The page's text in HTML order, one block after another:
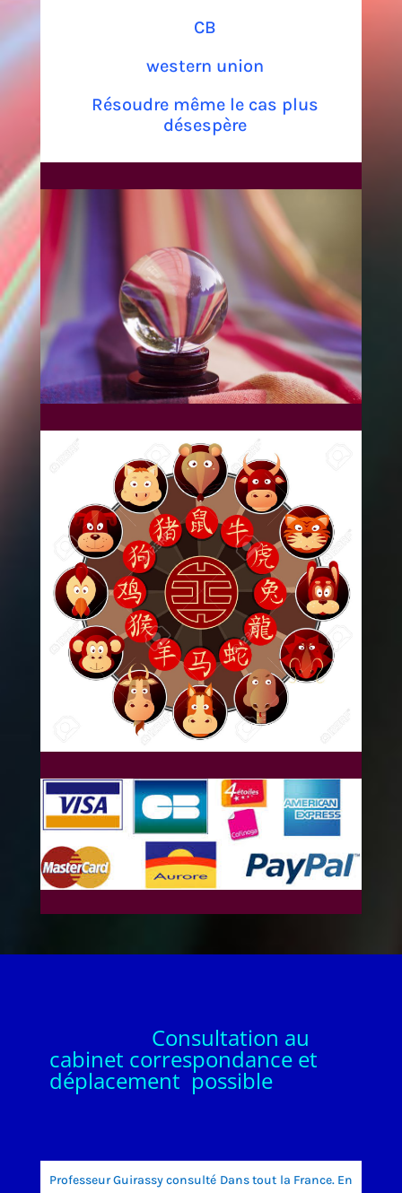
CB
western union
Résoudre même le cas plus
désespère
Consultation au
cabinet correspondance et
déplacement possible
Professeur Guirassy consulté Dans tout la France. En